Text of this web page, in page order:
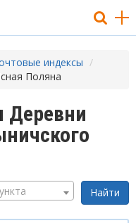
индексы
Поляна
Деревни